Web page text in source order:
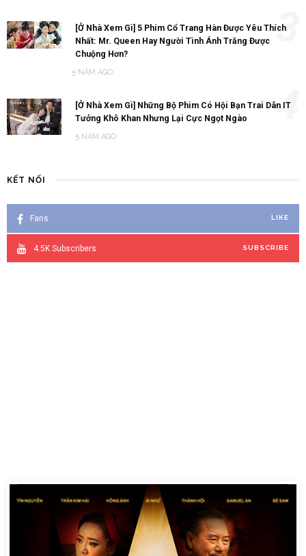
[Ở Nhà Xem Gì] 5 Phim Cổ Trang Hàn Được Yêu Thích
Nhất: Mr. Queen Hay Người Tình Ánh Trăng Được
Chuộng Hơn?
5 NĂM AGO
3
[Ở Nhà Xem Gì] Những Bộ Phim Có Hội Bạn Trai Dân IT
Tưởng Khô Khan Nhưng Lại Cực Ngọt Ngào
5 NĂM AGO
4
KẾT NỐI
Fans LIKE
4.5K Subscribers SUBSCRIBE